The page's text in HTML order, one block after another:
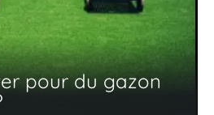
pour du gazon